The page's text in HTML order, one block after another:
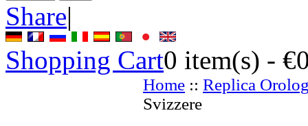
Share|
Shopping Cart0 item(s) -
Home :: Replica
Svizzere